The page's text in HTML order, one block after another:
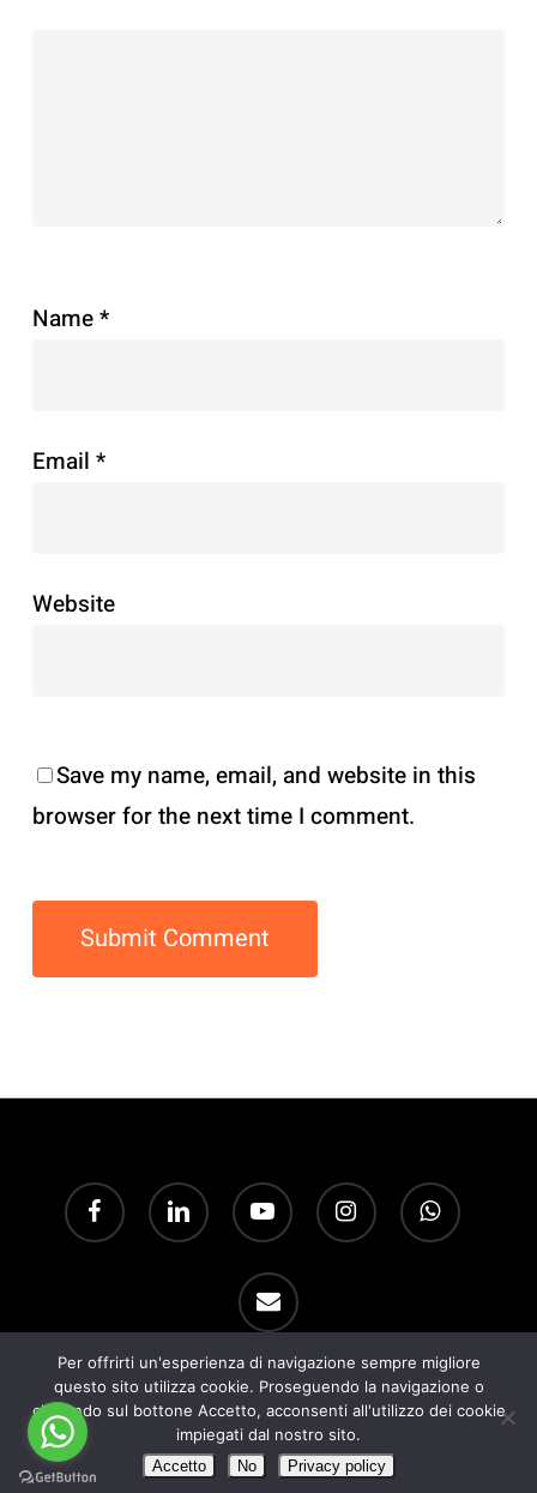
Name*
Email *
Website
Save my name, email, and website in this
browser for the next time I comment.
facebook linkedin youtube instagram whatsapp
email
© 2026 Darshana.
Per offrirti un'esperienza di navigazione sempre migliore
questo sito utilizza cookie. Proseguendo la navigazione o
cliccando sul bottone Accetto, acconsenti all'utilizzo dei cookie
impiegati dal nostro sito.
Accetto No Privacy policy